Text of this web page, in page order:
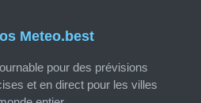
Meteo.best
pour des prévisions
et en direct pour les villes